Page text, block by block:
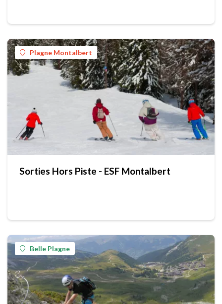
Plagne Montalbert
Sorties Hors Piste - ESF Montalbert
Belle Plagne